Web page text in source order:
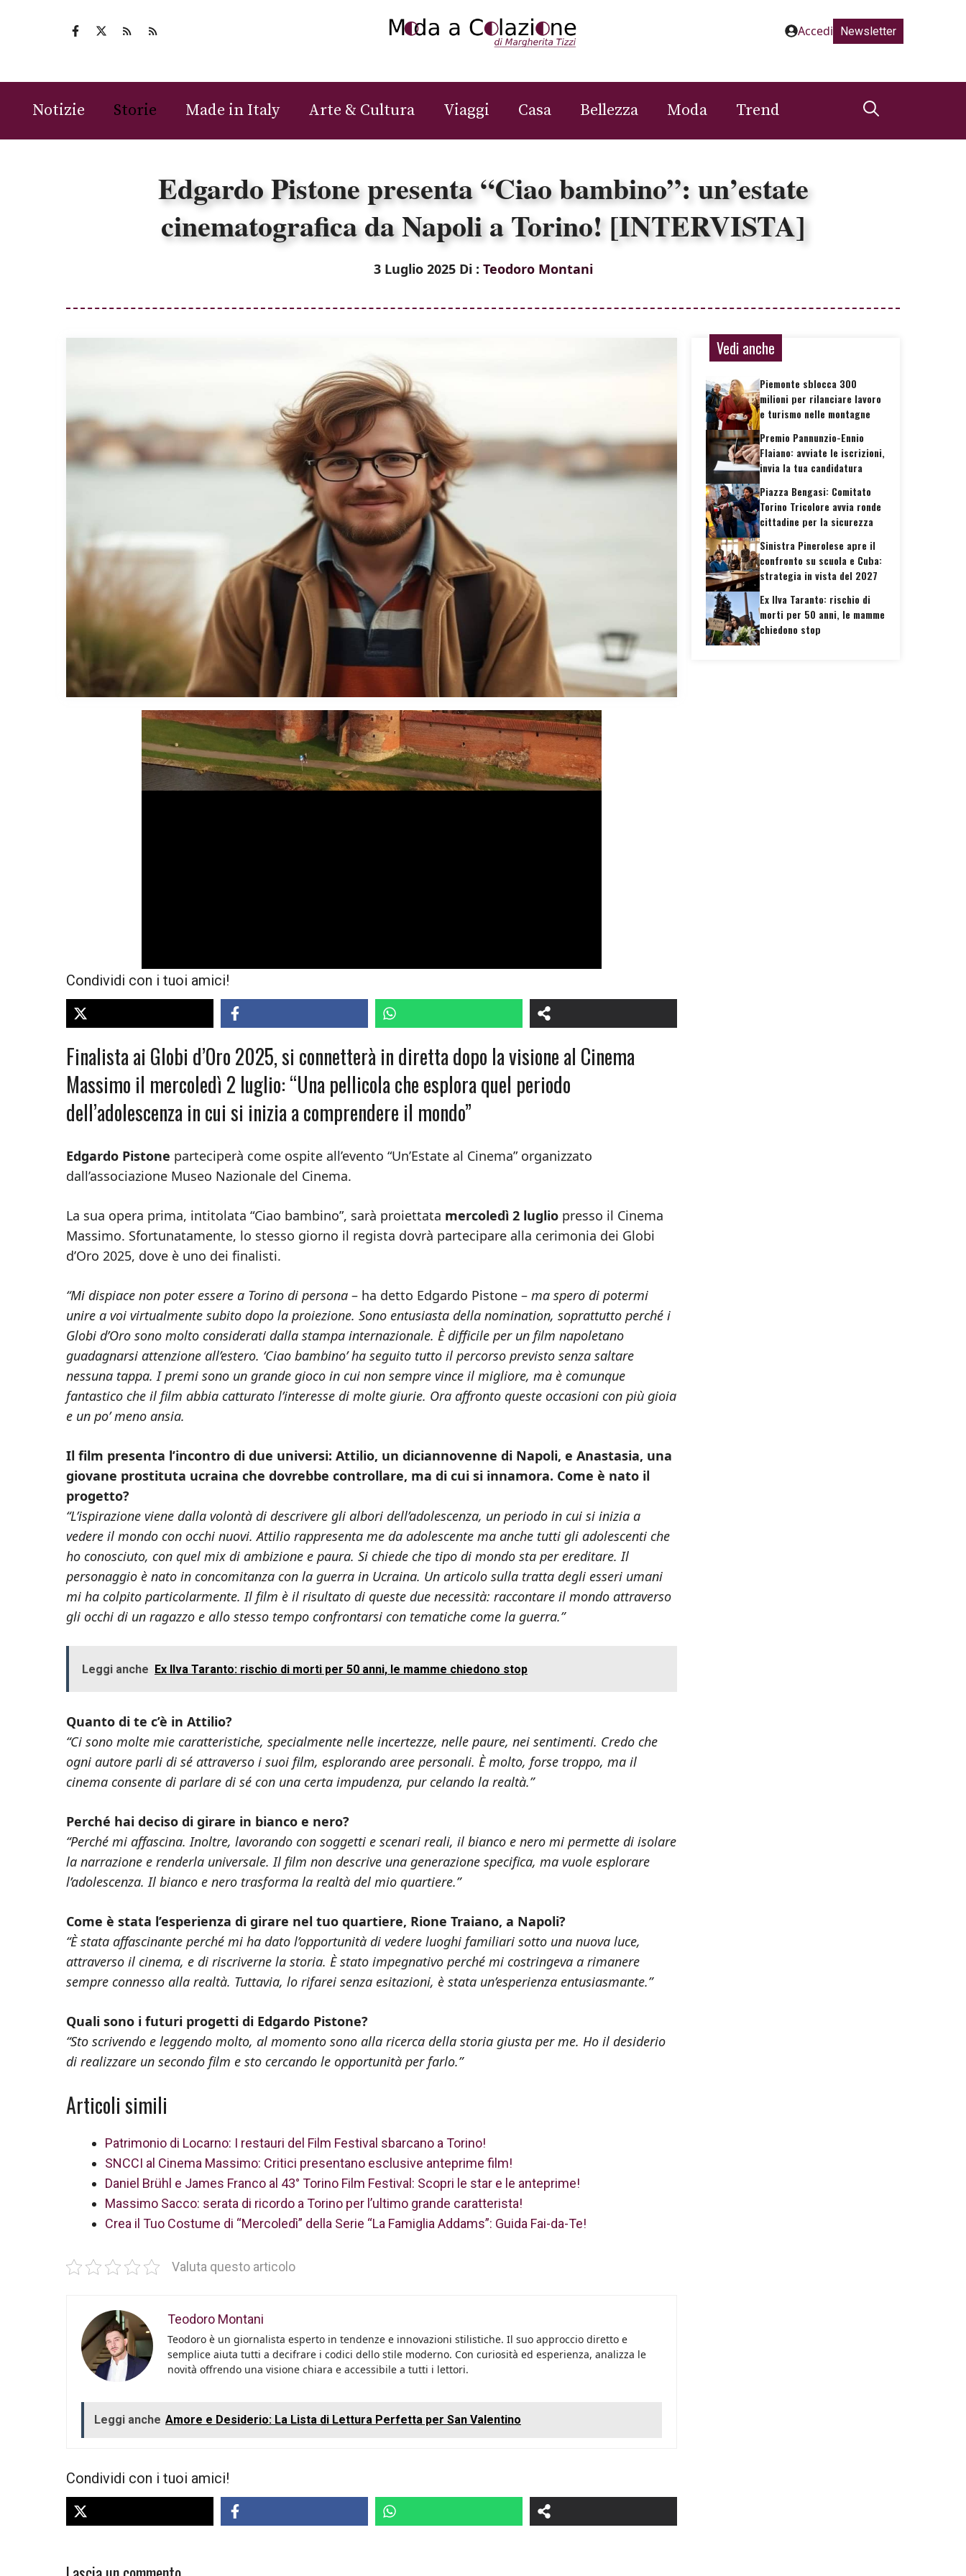
Accedi Newsletter
Notizie Storie Made in Italy Arte & Cultura Viaggi Casa Bellezza Moda Trend
Edgardo Pistone presenta “Ciao bambino”: un’estate
cinematografica da Napoli a Torino! [INTERVISTA]
3 Luglio 2025 Di : Teodoro Montani
Condividi con i tuoi amici!
Finalista ai Globi d’Oro 2025, si connetterà in diretta dopo la visione al Cinema
Massimo il mercoledì 2 luglio: “Una pellicola che esplora quel periodo
dell’adolescenza in cui si inizia a comprendere il mondo”
Edgardo Pistone parteciperà come ospite all’evento “Un’Estate al Cinema” organizzato
dall’associazione Museo Nazionale del Cinema.
La sua opera prima, intitolata “Ciao bambino”, sarà proiettata mercoledì 2 luglio presso il Cinema
Massimo. Sfortunatamente, lo stesso giorno il regista dovrà partecipare alla cerimonia dei Globi
d’Oro 2025, dove è uno dei finalisti.
“Mi dispiace non poter essere a Torino di persona – ha detto Edgardo Pistone – ma spero di potermi
unire a voi virtualmente subito dopo la proiezione. Sono entusiasta della nomination, soprattutto perché i
Globi d’Oro sono molto considerati dalla stampa internazionale. È difficile per un film napoletano
guadagnarsi attenzione all’estero. ‘Ciao bambino’ ha seguito tutto il percorso previsto senza saltare
nessuna tappa. I premi sono un grande gioco in cui non sempre vince il migliore, ma è comunque
fantastico che il film abbia catturato l’interesse di molte giurie. Ora affronto queste occasioni con più gioia
e un po’ meno ansia.
Il film presenta l’incontro di due universi: Attilio, un diciannovenne di Napoli, e Anastasia, una
giovane prostituta ucraina che dovrebbe controllare, ma di cui si innamora. Come è nato il
progetto?
“L’ispirazione viene dalla volontà di descrivere gli albori dell’adolescenza, un periodo in cui si inizia a
vedere il mondo con occhi nuovi. Attilio rappresenta me da adolescente ma anche tutti gli adolescenti che
ho conosciuto, con quel mix di ambizione e paura. Si chiede che tipo di mondo sta per ereditare. Il
personaggio è nato in concomitanza con la guerra in Ucraina. Un articolo sulla tratta degli esseri umani
mi ha colpito particolarmente. Il film è il risultato di queste due necessità: raccontare il mondo attraverso
gli occhi di un ragazzo e allo stesso tempo confrontarsi con tematiche come la guerra.”
Leggi anche Ex Ilva Taranto: rischio di morti per 50 anni, le mamme chiedono stop
Quanto di te c’è in Attilio?
“Ci sono molte mie caratteristiche, specialmente nelle incertezze, nelle paure, nei sentimenti. Credo che
ogni autore parli di sé attraverso i suoi film, esplorando aree personali. È molto, forse troppo, ma il
cinema consente di parlare di sé con una certa impudenza, pur celando la realtà.”
Perché hai deciso di girare in bianco e nero?
“Perché mi affascina. Inoltre, lavorando con soggetti e scenari reali, il bianco e nero mi permette di isolare
la narrazione e renderla universale. Il film non descrive una generazione specifica, ma vuole esplorare
l’adolescenza. Il bianco e nero trasforma la realtà del mio quartiere.”
Come è stata l’esperienza di girare nel tuo quartiere, Rione Traiano, a Napoli?
“È stata affascinante perché mi ha dato l’opportunità di vedere luoghi familiari sotto una nuova luce,
attraverso il cinema, e di riscriverne la storia. È stato impegnativo perché mi costringeva a rimanere
sempre connesso alla realtà. Tuttavia, lo rifarei senza esitazioni, è stata un’esperienza entusiasmante.”
Quali sono i futuri progetti di Edgardo Pistone?
“Sto scrivendo e leggendo molto, al momento sono alla ricerca della storia giusta per me. Ho il desiderio
di realizzare un secondo film e sto cercando le opportunità per farlo.”
Articoli simili
Patrimonio di Locarno: I restauri del Film Festival sbarcano a Torino!
SNCCI al Cinema Massimo: Critici presentano esclusive anteprime film!
Daniel Brühl e James Franco al 43° Torino Film Festival: Scopri le star e le anteprime!
Massimo Sacco: serata di ricordo a Torino per l’ultimo grande caratterista!
Crea il Tuo Costume di “Mercoledì” della Serie “La Famiglia Addams”: Guida Fai-da-Te!
Valuta questo articolo
Teodoro Montani
Teodoro è un giornalista esperto in tendenze e innovazioni stilistiche. Il suo approccio diretto e
semplice aiuta tutti a decifrare i codici dello stile moderno. Con curiosità ed esperienza, analizza le
novità offrendo una visione chiara e accessibile a tutti i lettori.
Leggi anche Amore e Desiderio: La Lista di Lettura Perfetta per San Valentino
Condividi con i tuoi amici!
Vedi anche
Piemonte sblocca 300
milioni per rilanciare lavoro
e turismo nelle montagne
Premio Pannunzio-Ennio
Flaiano: avviate le iscrizioni,
invia la tua candidatura
Piazza Bengasi: Comitato
Torino Tricolore avvia ronde
cittadine per la sicurezza
Sinistra Pinerolese apre il
confronto su scuola e Cuba:
strategia in vista del 2027
Ex Ilva Taranto: rischio di
morti per 50 anni, le mamme
chiedono stop